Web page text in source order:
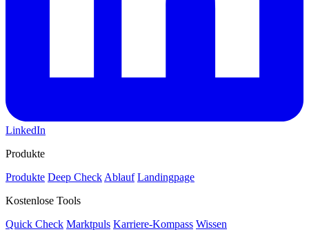
LinkedIn
Produkte
Produkte Deep Check Ablauf Landingpage
Kostenlose Tools
Quick Check Marktpuls Karriere-Kompass Wissen